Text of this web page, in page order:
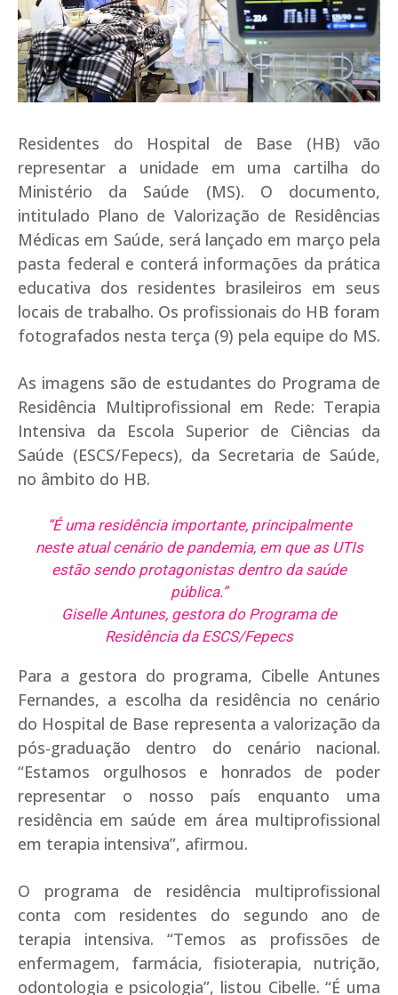
Residentes do Hospital de Base (HB) vão
representar a unidade em uma cartilha do
Ministério da Saúde (MS). O documento,
intitulado Plano de Valorização de Residências
Médicas em Saúde, será lançado em março pela
pasta federal e conterá informações da prática
educativa dos residentes brasileiros em seus
locais de trabalho. Os profissionais do HB foram
fotografados nesta terça (9) pela equipe do MS.
As imagens são de estudantes do Programa de
Residência Multiprofissional em Rede: Terapia
Intensiva da Escola Superior de Ciências da
Saúde (ESCS/Fepecs), da Secretaria de Saúde,
no âmbito do HB.
“É uma residência importante, principalmente
neste atual cenário de pandemia, em que as UTIs
estão sendo protagonistas dentro da saúde
pública.”
Giselle Antunes, gestora do Programa de
Residência da ESCS/Fepecs
Para a gestora do programa, Cibelle Antunes
Fernandes, a escolha da residência no cenário
do Hospital de Base representa a valorização da
pós-graduação dentro do cenário nacional.
“Estamos orgulhosos e honrados de poder
representar o nosso país enquanto uma
residência em saúde em área multiprofissional
em terapia intensiva”, afirmou.
O programa de residência multiprofissional
conta com residentes do segundo ano de
terapia intensiva. “Temos as profissões de
enfermagem, farmácia, fisioterapia, nutrição,
odontologia e psicologia”, listou Cibelle. “É uma